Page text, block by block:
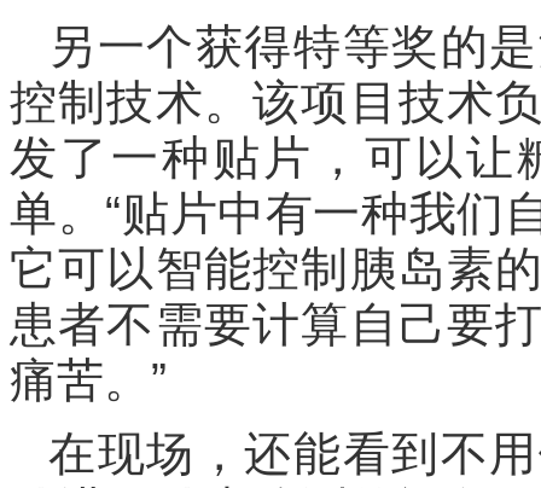
另一个获得特等奖的
控制技术。该项目技术
发了一种贴片，可以让
单。“贴片中有一种我们
它可以智能控制胰岛素
患者不需要计算自己要
痛苦。”
在现场，还能看到不